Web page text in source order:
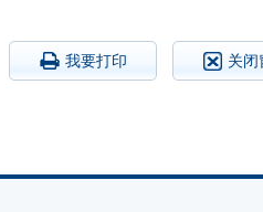
我要打印 关闭